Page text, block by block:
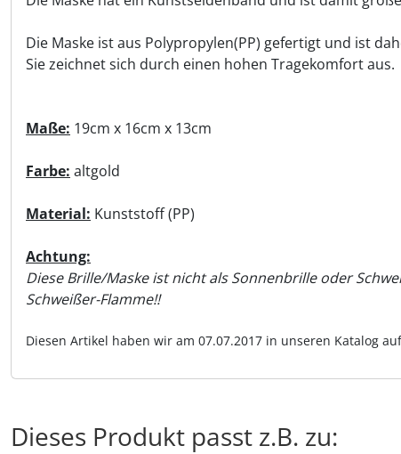
Die Maske ist aus Polypropylen(PP) gefertigt und ist
Sie zeichnet sich durch einen hohen Tragekomfort aus.
Maße: 19cm x 16cm x 13cm
Farbe: altgold
Material: Kunststoff (PP)
Achtung:
Diese Brille/Maske ist nicht als Sonnenbrille oder
Schweißer-Flamme!!
Diesen Artikel haben wir am 07.07.2017 in unseren Katalog
Dieses Produkt passt z.B. zu: